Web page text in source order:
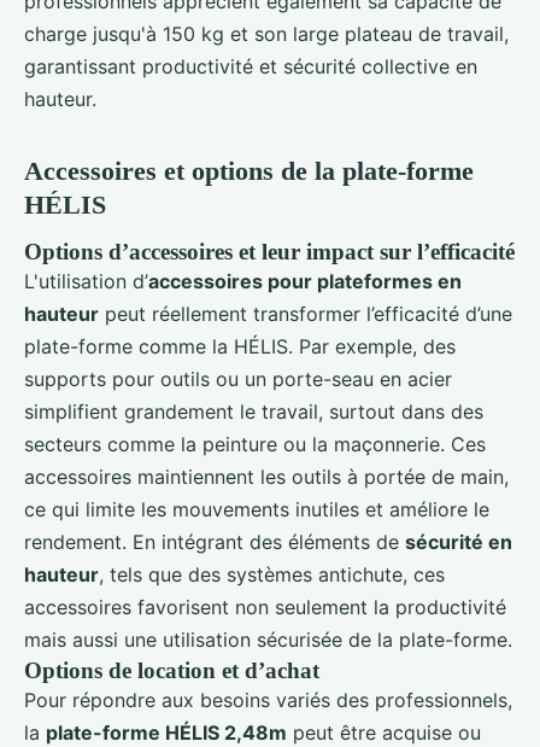
charge jusqu'à 150 kg et son large plateau de travail,
garantissant productivité et sécurité collective en
hauteur.
Accessoires et options de la plate-forme
HÉLIS
Options d’accessoires et leur impact sur l’efficacité
L'utilisation d’accessoires pour plateformes en
hauteur peut réellement transformer l’efficacité d’une
plate-forme comme la HÉLIS. Par exemple, des
supports pour outils ou un porte-seau en acier
simplifient grandement le travail, surtout dans des
secteurs comme la peinture ou la maçonnerie. Ces
accessoires maintiennent les outils à portée de main,
ce qui limite les mouvements inutiles et améliore le
rendement. En intégrant des éléments de sécurité en
hauteur, tels que des systèmes antichute, ces
accessoires favorisent non seulement la productivité
mais aussi une utilisation sécurisée de la plate-forme.
Options de location et d’achat
Pour répondre aux besoins variés des professionnels,
la plate-forme HÉLIS 2,48m peut être acquise ou